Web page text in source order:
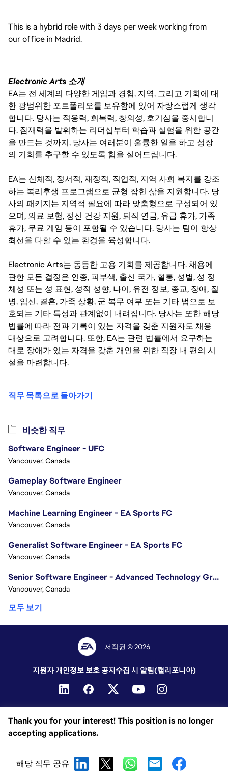
This is a hybrid role with 3 days per week working from
our office in Madrid.
Electronic Arts 소개
EA는 전 세계의 다양한 게임과 경험, 지역, 그리고 기회에 대
한 광범위한 포트폴리오를 보유함에 있어 자랑스럽게 생각
합니다. 당사는 적응력, 회복력, 창의성, 호기심을 중시합니
다. 잠재력을 발휘하는 리더십부터 학습과 실험을 위한 공간
을 만드는 것까지, 당사는 여러분이 훌륭한 일을 하고 성장
의 기회를 추구할 수 있도록 힘을 실어드립니다.
EA는 신체적, 정서적, 재정적, 직업적, 지역 사회 복지를 강조
하는 복리후생 프로그램으로 균형 잡힌 삶을 지원합니다. 당
사의 패키지는 지역적 필요에 따라 맞춤형으로 구성되어 있
으며, 의료 보험, 정신 건강 지원, 퇴직 연금, 유급 휴가, 가족
휴가, 무료 게임 등이 포함될 수 있습니다. 당사는 팀이 항상
최선을 다할 수 있는 환경을 육성합니다.
Electronic Arts는 동등한 고용 기회를 제공합니다. 채용에
관한 모든 결정은 인종, 피부색, 출신 국가, 혈통, 성별, 성 정
체성 또는 성 표현, 성적 성향, 나이, 유전 정보, 종교, 장애, 질
병, 임신, 결혼, 가족 상황, 군 복무 여부 또는 기타 법으로 보
호되는 기타 특성과 관계없이 내려집니다. 당사는 또한 해당
법률에 따라 전과 기록이 있는 자격을 갖춘 지원자도 채용
대상으로 고려합니다. 또한, EA는 관련 법률에서 요구하는
대로 장애가 있는 자격을 갖춘 개인을 위한 직장 내 편의 시
설을 마련합니다.
직무 목록으로 돌아가기
Thank you for your interest! This position is no longer
accepting applications.
해당 직무 공유
비슷한 직무
Software Engineer - UFC
Vancouver, Canada
Gameplay Software Engineer
Vancouver, Canada
Machine Learning Engineer - EA Sports FC
Vancouver, Canada
Generalist Software Engineer - EA Sports FC
Vancouver, Canada
Senior Software Engineer - Advanced Technology Group
Vancouver, Canada
모두 보기
저작권 © 2026
지원자 개인정보 보호 공지수집 시 알림(캘리포니아)